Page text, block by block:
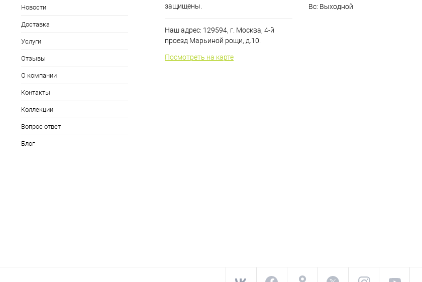
Новости
Доставка
Услуги
Отзывы
О компании
Контакты
Коллекции
Вопрос ответ
Блог
защищены.
Наш адрес: 129594, г. Москва, 4-й
проезд Марьиной рощи, д.10.
Посмотреть на карте
Вс: Выходной